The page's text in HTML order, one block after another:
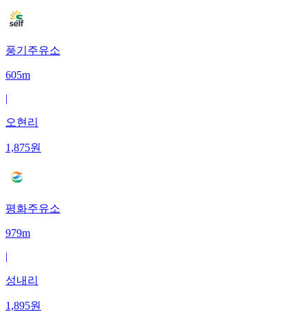
풍기주유소
605m
|
오현리
1,875원
평화주유소
979m
|
성내리
1,895원